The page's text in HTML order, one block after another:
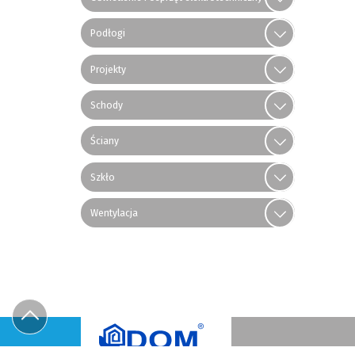
Podłogi
Projekty
Schody
Ściany
Szkło
Wentylacja